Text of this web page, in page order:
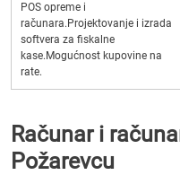
POS opreme i
računara.Projektovanje i izrada
softvera za fiskalne
kase.Mogućnost kupovine na
rate.
Računar i
Požarevcu